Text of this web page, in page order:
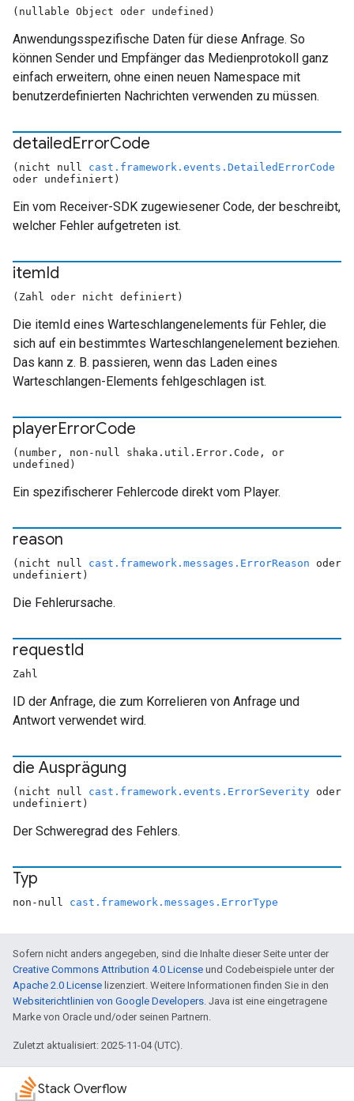
(nullable Object oder undefined)
Anwendungsspezifische Daten für diese Anfrage. So
können Sender und Empfänger das Medienprotokoll ganz
einfach erweitern, ohne einen neuen Namespace mit
benutzerdefinierten Nachrichten verwenden zu müssen.
detailedErrorCode
(nicht null cast.framework.events.DetailedErrorCode
oder undefiniert)
Ein vom Receiver-SDK zugewiesener Code, der beschreibt,
welcher Fehler aufgetreten ist.
itemId
(Zahl oder nicht definiert)
Die itemId eines Warteschlangenelements für Fehler, die
sich auf ein bestimmtes Warteschlangenelement beziehen.
Das kann z. B. passieren, wenn das Laden eines
Warteschlangen-Elements fehlgeschlagen ist.
playerErrorCode
(number, non-null shaka.util.Error.Code, or
undefined)
Ein spezifischerer Fehlercode direkt vom Player.
reason
(nicht null cast.framework.messages.ErrorReason oder
undefiniert)
Die Fehlerursache.
requestId
Zahl
ID der Anfrage, die zum Korrelieren von Anfrage und
Antwort verwendet wird.
die Ausprägung
(nicht null cast.framework.events.ErrorSeverity oder
undefiniert)
Der Schweregrad des Fehlers.
Typ
non-null cast.framework.messages.ErrorType
Sofern nicht anders angegeben, sind die Inhalte dieser Seite unter der
Creative Commons Attribution 4.0 License und Codebeispiele unter der
Apache 2.0 License lizenziert. Weitere Informationen finden Sie in den
Websiterichtlinien von Google Developers. Java ist eine eingetragene
Marke von Oracle und/oder seinen Partnern.
Zuletzt aktualisiert: 2025-11-04 (UTC).
Stack Overflow